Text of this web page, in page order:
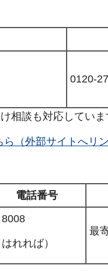
0120-
相談も対応していま
ら（外部サイトへリン
電話番号
8008
はれれば）
最